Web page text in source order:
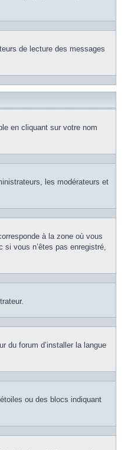
de lecture des messages
en cliquant sur votre nom
les modérateurs et
à la zone où vous
si vous n’êtes pas enregistré,
du forum d’installer la langue
ou des blocs indiquant